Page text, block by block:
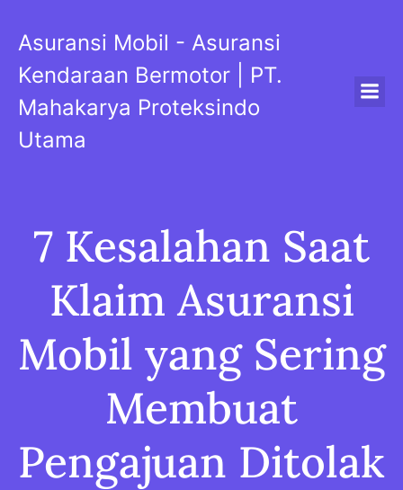
content
Asuransi Mobil - Asuransi
Kendaraan Bermotor | PT.
Mahakarya Proteksindo
Utama
7 Kesalahan Saat
Klaim Asuransi
Mobil yang Sering
Membuat
Pengajuan Ditolak